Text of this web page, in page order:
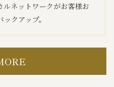
ルネットワークがお客様お
クアップ。